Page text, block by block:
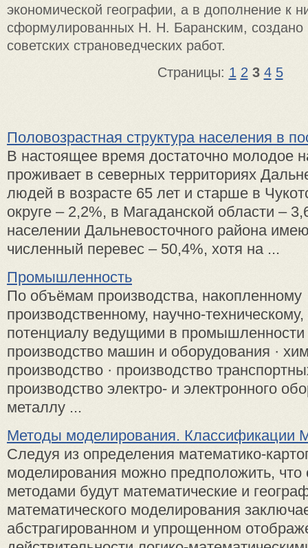
экономической географии, а в дополнение к
сформулированных Н. Н. Баранским, создано
советских страноведческих работ.
Страницы: 1 2 3 4 5
Половозрастная структура населения в
В настоящее время достаточно молодое
проживает в северных территориях
людей в возрасте 65 лет и старше в
округе – 2,2%, в Магаданской области –
населении Дальневосточного района
численный перевес – 50,4%, хотя на ...
Промышленность
По объёмам производства, накопленному
производственному, научно-
потенциалу ведущими в промышленности
производство машин и оборудования ·
производство · производство
производство электро- и электронного
металлу ...
Методы моделирования. Классификации
Следуя из определения математико-
моделирования можно предположить,
методами будут математические и
математического моделирования
абстрагированном и упрощенном